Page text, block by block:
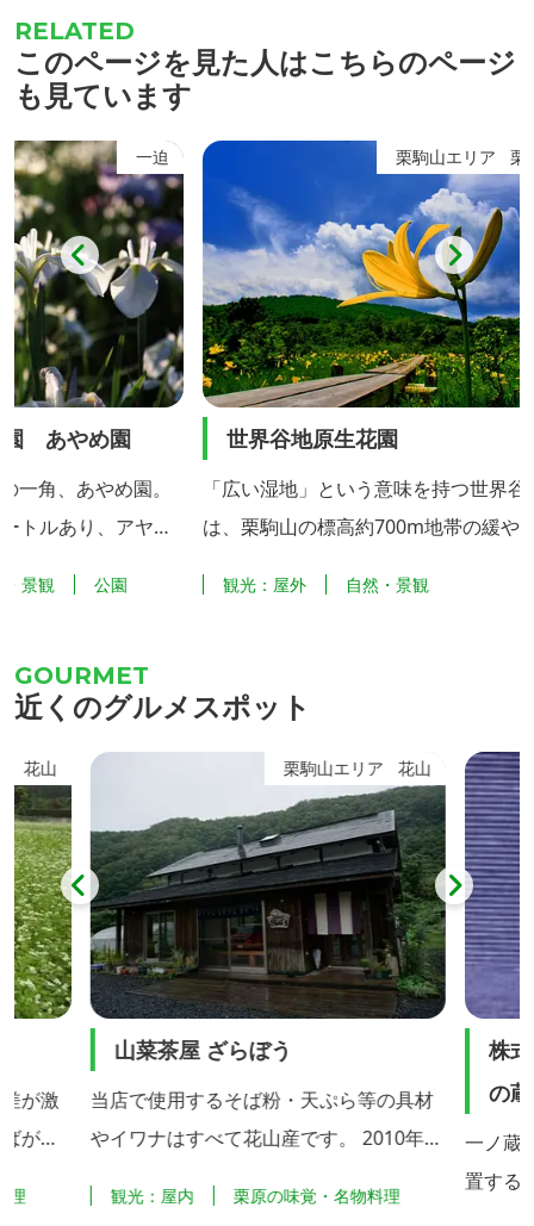
このページを見た人はこちらのページ
も見ています
一迫
園。
ヤメ
を設
ショ
化」
園」
栗駒
世界谷地原生花園
「広い湿地」という意味を持つ世界谷地
は、栗駒山の標高約700m地帯の緩やかな
重な高山植物の宝庫となっています。 5
ゲ、サラサドウダン、サワラン、イワカ
ガミ、キンコウカなど様々な高山植物に
出会うことができます。 特に、6月中旬
に咲くオレンジ色のニッコウキスゲ（写
真）は大群生は全国的にも有名で世界谷
地の代名詞となっていま...
観光：屋外 自然・景観
宮城・
山は、
で望む
近くのグルメスポット
花山
が激
が栽
煙の
理
栗駒山エリア 花山
山菜茶屋 ざらぼう
当店で使用するそば粉・天ぷら等の具材
やイワナはすべて花山産です。 2010年、
だ取り掛かれませんでした。 そこでみん
観光：屋内 栗原の味覚・名物料理
株
の
一ノ蔵
置する